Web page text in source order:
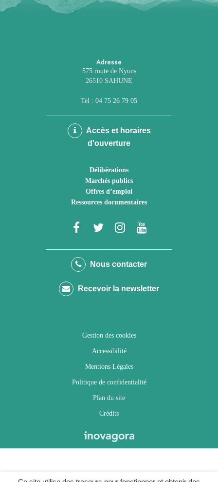
Adresse
575 route de Nyons
26510 SAHUNE
Tel : 04 75 26 79 05
Accès et horaires
d'ouverture
Délibérations
Marchés publics
Offres d’emploi
Ressources documentaires
Lien
le
Facebook
Lien
le
Twitter
Lien
le
Instagram
Youtube
Nous contacter
Recevoir la newsletter
Gestion des cookies
Accessibilité
Mentions Légales
Politique de confidentialité
Plan du site
Crédits